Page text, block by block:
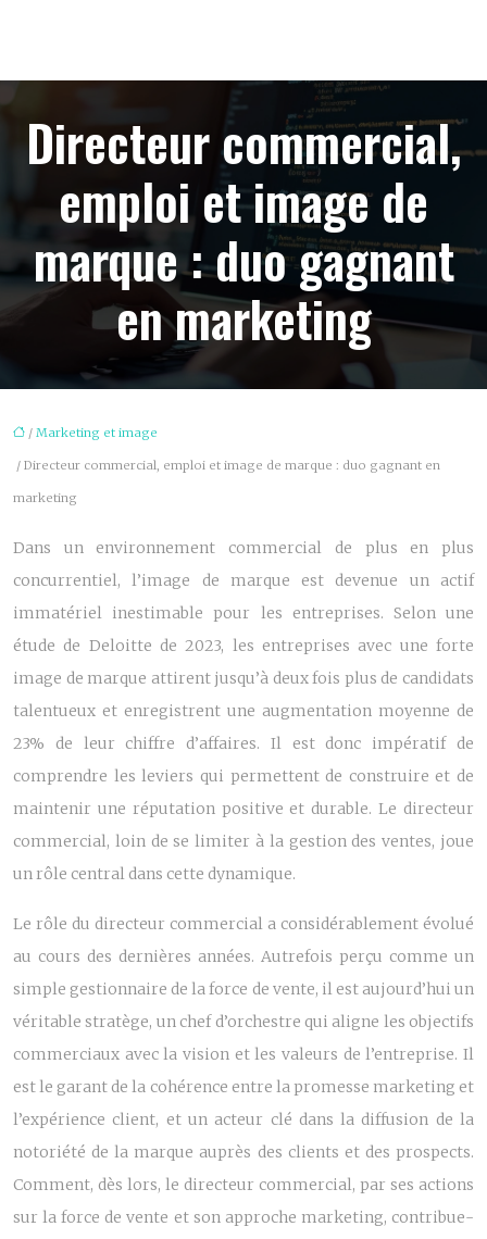
Directeur commercial,
emploi et image de
marque : duo gagnant
en marketing
/ Marketing et image
/ Directeur commercial, emploi et image de marque : duo gagnant en
marketing
Dans un environnement commercial de plus en plus
concurrentiel, l’image de marque est devenue un actif
immatériel inestimable pour les entreprises. Selon une
étude de Deloitte de 2023, les entreprises avec une forte
image de marque attirent jusqu’à deux fois plus de candidats
talentueux et enregistrent une augmentation moyenne de
23% de leur chiffre d’affaires. Il est donc impératif de
comprendre les leviers qui permettent de construire et de
maintenir une réputation positive et durable. Le directeur
commercial, loin de se limiter à la gestion des ventes, joue
un rôle central dans cette dynamique.
Le rôle du directeur commercial a considérablement évolué
au cours des dernières années. Autrefois perçu comme un
simple gestionnaire de la force de vente, il est aujourd’hui un
véritable stratège, un chef d’orchestre qui aligne les objectifs
commerciaux avec la vision et les valeurs de l’entreprise. Il
est le garant de la cohérence entre la promesse marketing et
l’expérience client, et un acteur clé dans la diffusion de la
notoriété de la marque auprès des clients et des prospects.
Comment, dès lors, le directeur commercial, par ses actions
sur la force de vente et son approche marketing, contribue-